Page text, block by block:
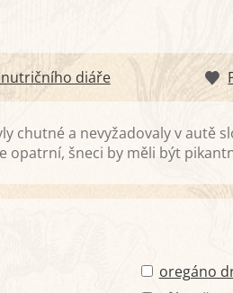
diáře
chutné a nevyžadovaly v autě
opatrní, šneci by měli být
oregáno